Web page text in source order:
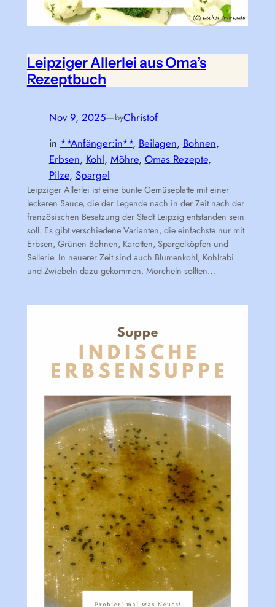
Leipziger Allerlei aus Oma’s
Rezeptbuch
Nov 9, 2025—byChristof
in **Anfänger:in**, Beilagen, Bohnen
Erbsen, Kohl, Möhre, Omas Rezepte
Pilze, Spargel
Leipziger Allerlei ist eine bunte Gemüseplatte mit einer
leckeren Sauce, die der Legende nach in der Zeit nach der
französischen Besatzung der Stadt Leipzig entstanden sein
soll. Es gibt verschiedene Varianten, die einfachste nur mit
Erbsen, Grünen Bohnen, Karotten, Spargelköpfen und
Sellerie. In neuerer Zeit sind auch Blumenkohl, Kohlrabi
und Zwiebeln dazu gekommen. Morcheln sollten…